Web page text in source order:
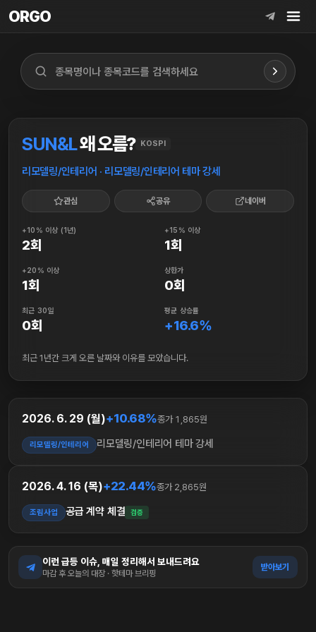
ORGO
ORGO
SUN&L왜 오름? KOSPI
리모델링/인테리어 · 리모델링/인테리어 테마 강세
관심 공유 네이버
+10% 이상 (1년)
2회
+15% 이상
1회
+20% 이상
1회
상한가
0회
최근 30일
0회
평균 상승률
+16.6%
최근 1년간 크게 오른 날짜와 이유를 모았습니다.
2026. 6. 29 (월)+10.68%종가 1,865원
리모델링/인테리어 리모델링/인테리어 테마 강세
2026. 4. 16 (목)+22.44%종가 2,865원
조림사업 공급 계약 체결 검증
이런 급등 이슈, 매일 정리해서 보내드려요
마감 후 오늘의 대장 · 핫테마 브리핑
받아보기